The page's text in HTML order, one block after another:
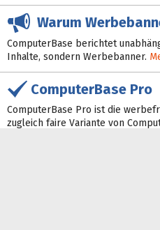
Warum
ComputerBase berichtet
Inhalte, sondern Werbebanner.
ComputerBase Pro
ComputerBase Pro ist die
zugleich faire Variante von